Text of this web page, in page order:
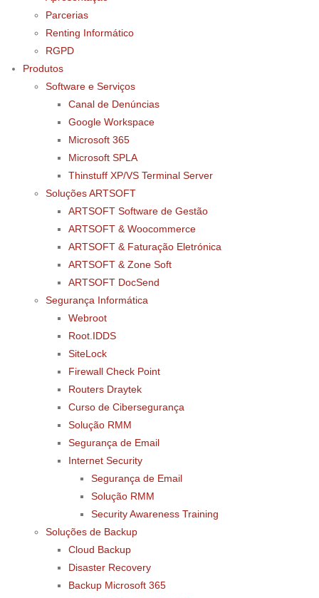
Parcerias
Renting Informático
RGPD
Produtos
Software e Serviços
Canal de Denúncias
Google Workspace
Microsoft 365
Microsoft SPLA
Thinstuff XP/VS Terminal Server
Soluções ARTSOFT
ARTSOFT Software de Gestão
ARTSOFT & Woocommerce
ARTSOFT & Faturação Eletrónica
ARTSOFT & Zone Soft
ARTSOFT DocSend
Segurança Informática
Webroot
Root.IDDS
SiteLock
Firewall Check Point
Routers Draytek
Curso de Cibersegurança
Solução RMM
Segurança de Email
Internet Security
Segurança de Email
Solução RMM
Security Awareness Training
Soluções de Backup
Cloud Backup
Disaster Recovery
Backup Microsoft 365